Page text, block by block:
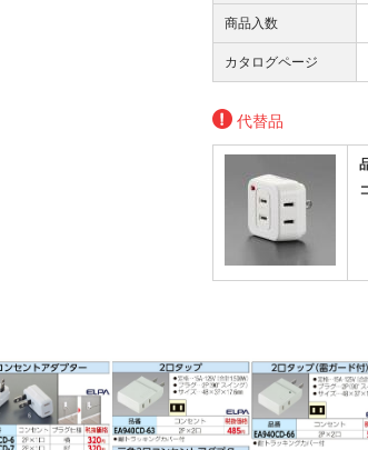
商品入数
カタログページ
代替品